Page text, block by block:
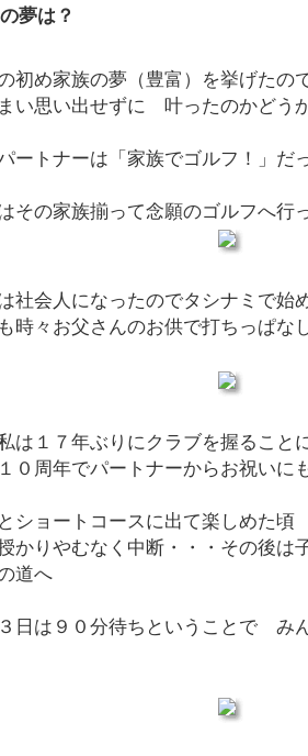
夢は？
初め家族の夢（豊富）を挙げた
い思い出せずに 叶ったのかどう
ートナーは「家族でゴルフ！」だ
その家族揃って念願のゴルフへ行
社会人になったのでタシナミで始
時々お父さんのお供で打ちっぱな
は１７年ぶりにクラブを握るこ
０周年でパートナーからお祝いに
ショートコースに出て楽しめた
かりやむなく中断・・・その後は
道へ
日は９０分待ちということで み